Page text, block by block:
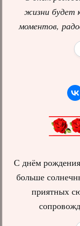
жизни будет
моментов,
С днём
больше
приятных